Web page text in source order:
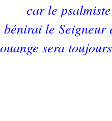
car le
bénirai le Seigneur
sera